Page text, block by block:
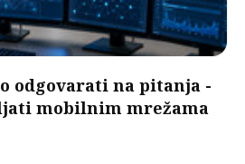
odgovarati na pitanja -
mobilnim mrežama